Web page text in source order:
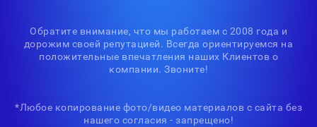
Обратите внимание, что мы работаем с 2008 года и
дорожим своей репутацией. Всегда ориентируемся на
положительные впечатления наших Клиентов о
компании. Звоните!
*Любое копирование фото/видео материалов с сайта без
нашего согласия - запрещено!